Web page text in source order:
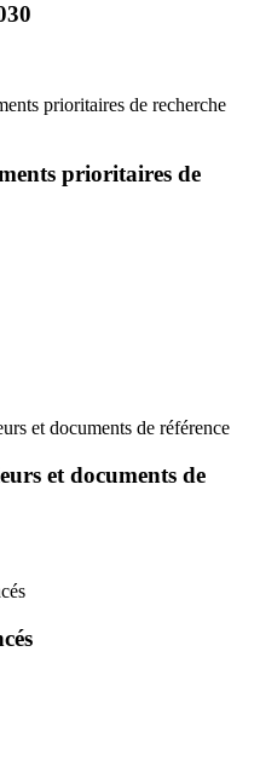
prioritaires de recherche
prioritaires de
et documents de référence
et documents de